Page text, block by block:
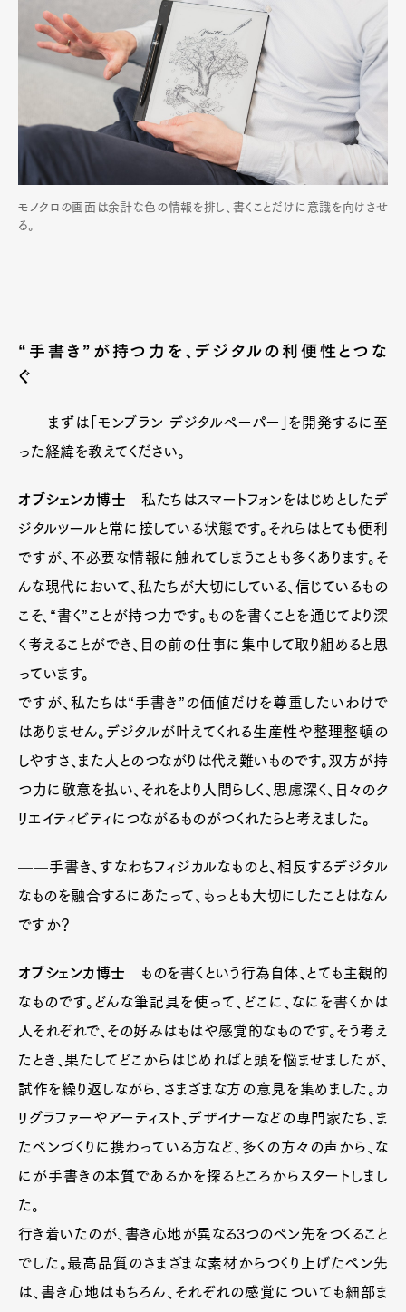
モノクロの画面は余計な色の情報を排し、書くことだけに意識を向けさせ
る。
“手書き”が持つ力を、デジタルの利便性とつな
ぐ
──まずは「モンブラン デジタルペーパー」を開発するに至
った経緯を教えてください。
オブシェンカ博士
私たちはスマートフォンをはじめとしたデ
ジタルツールと常に接している状態です。それらはとても便利
ですが、不必要な情報に触れてしまうことも多くあります。そ
んな現代において、私たちが大切にしている、信じているもの
こそ、“書く”ことが持つ力です。ものを書くことを通じてより深
く考えることができ、目の前の仕事に集中して取り組めると思
っています。
ですが、私たちは“手書き”の価値だけを尊重したいわけで
はありません。デジタルが叶えてくれる生産性や整理整頓の
しやすさ、また人とのつながりは代え難いものです。双方が持
つ力に敬意を払い、それをより人間らしく、思慮深く、日々のク
リエイティビティにつながるものがつくれたらと考えました。
––––手書き、すなわちフィジカルなものと、相反するデジタル
なものを融合するにあたって、もっとも大切にしたことはなん
ですか？
オブシェンカ博士
ものを書くという行為自体、とても主観的
なものです。どんな筆記具を使って、どこに、なにを書くかは
人それぞれで、その好みはもはや感覚的なものです。そう考え
たとき、果たしてどこからはじめればと頭を悩ませましたが、
試作を繰り返しながら、さまざまな方の意見を集めました。カ
リグラファーやアーティスト、デザイナーなどの専門家たち、ま
たペンづくりに携わっている方など、多くの方々の声から、な
にが手書きの本質であるかを探るところからスタートしまし
た。
行き着いたのが、書き心地が異なる3つのペン先をつくること
でした。最高品質のさまざまな素材からつくり上げたペン先
は、書き心地はもちろん、それぞれの感覚についても細部ま